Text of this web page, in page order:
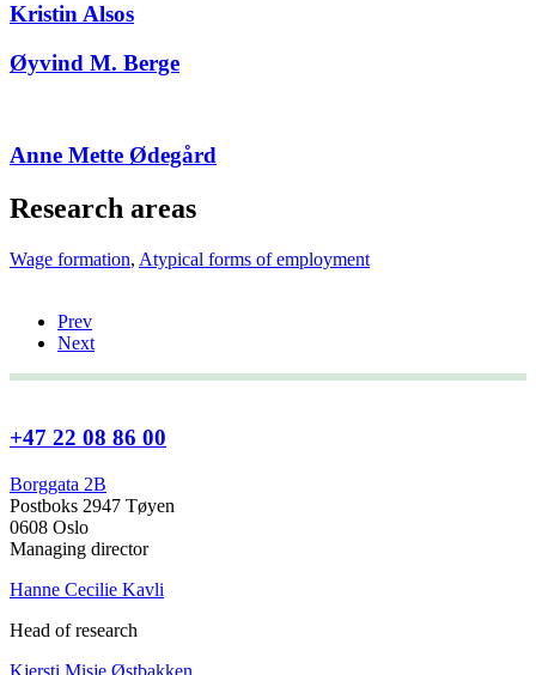
Kristin Alsos
Øyvind M. Berge
Anne Mette Ødegård
Research areas
Wage formation, Atypical forms of employment
Prev
Next
+47 22 08 86 00
Borggata 2B
Postboks 2947 Tøyen
0608 Oslo
Managing director
Hanne Cecilie Kavli
Head of research
Kjersti Misje Østbakken